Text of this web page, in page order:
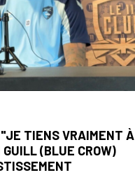
"JE TIENS VRAIMENT À
GUILL (BLUE CROW)